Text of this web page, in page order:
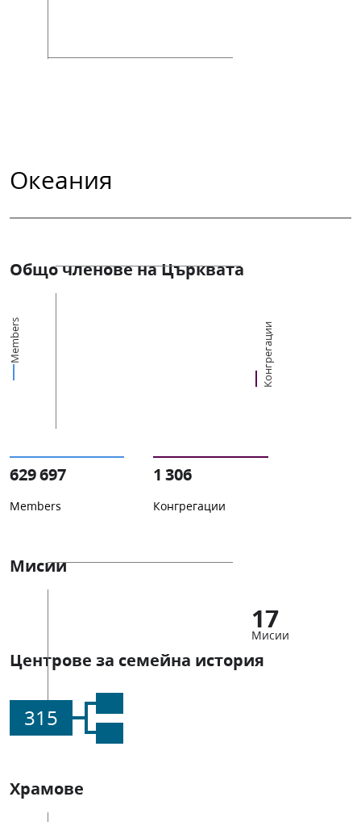
Океания
Общо членове на Църквата
Members Конгрегации
629 697
Members
1 306
Конгрегации
Мисии
17
Мисии
Центрове за семейна история
315
Храмове